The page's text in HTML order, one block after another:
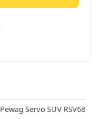
Pewag Servo SUV RSV68